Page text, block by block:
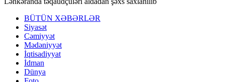
BÜTÜN XƏBƏRLƏR
Siyasət
Cəmiyyət
Mədəniyyət
İqtisadiyyat
İdman
Dünya